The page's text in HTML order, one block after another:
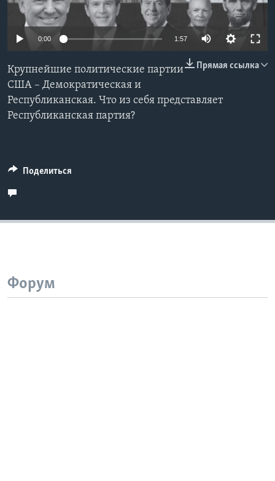
Learning English
Языки
0:00 1:57
Прямая ссылка
Крупнейшие политические партии
США – Демократическая и
Республиканская. Что из себя представляет
Республиканская партия?
Поделиться
Форум